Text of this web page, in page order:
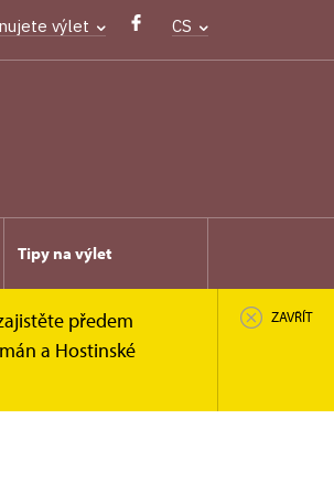
výlet CS
Tipy na výlet
předem
a Hostinské
ZAVŘÍT